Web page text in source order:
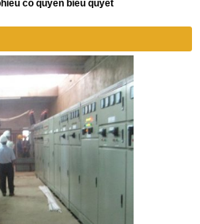
có quyền biểu quyết